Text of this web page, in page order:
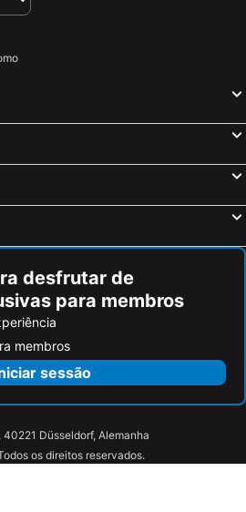
desfrutar de
para membros
membros
sessão
40221 Düsseldorf, Alemanha
os direitos reservados.